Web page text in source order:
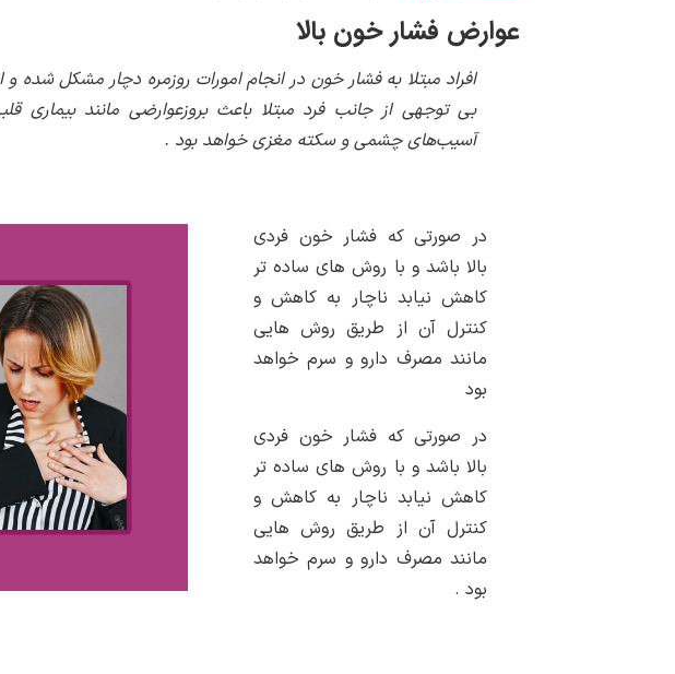
عوارض فشار خون بالا
افراد مبتلا به فشار خون در انجام امورات روزمره دچار مشکل شده
بی توجهی از جانب فرد مبتلا باعث بروزعوارضی مانند بیماری
آسیب‌های چشمی و سکته مغزی خواهد بود .
در صورتی که فشار خون فردی
بالا باشد و با روش های ساده تر
کاهش نیابد ناچار به کاهش و
کنترل آن از طریق روش هایی
مانند مصرف دارو و سرم خواهد
بود
در صورتی که فشار خون فردی
بالا باشد و با روش های ساده تر
کاهش نیابد ناچار به کاهش و
کنترل آن از طریق روش هایی
مانند مصرف دارو و سرم خواهد
بود .